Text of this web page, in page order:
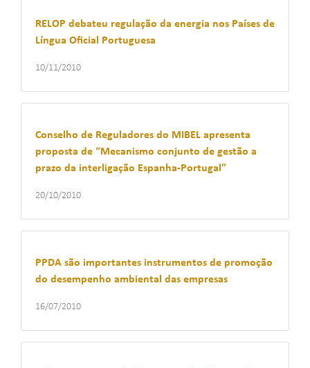
RELOP debateu regulação da energia nos Países de
Língua Oficial Portuguesa
10/11/2010
Conselho de Reguladores do MIBEL apresenta
proposta de “Mecanismo conjunto de gestão a
prazo da interligação Espanha-Portugal”
20/10/2010
PPDA são importantes instrumentos de promoção
do desempenho ambiental das empresas
16/07/2010